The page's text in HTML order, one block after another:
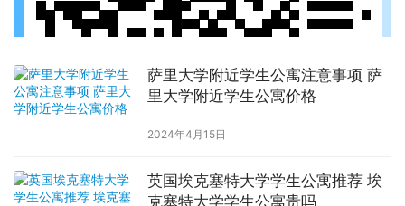
萨里大学附近学生公寓注意事项 萨
里大学附近学生公寓价格
2024年4月15日
英国埃克塞特大学学生公寓推荐 埃
克塞特大学学生公寓贵吗